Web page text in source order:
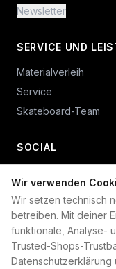
Wir verwenden
Wir setzen technisch
betreiben. Mit deiner
funktionale, Analyse-
Trusted-Shops-
Datenschutzerklärung
Newsletter
SERVICE UND
Materialverleih
Service
Skateboard-Team
SOCIAL
+49 234 687 00 38
shop@plan-b-
Sichere Zahlung mit: